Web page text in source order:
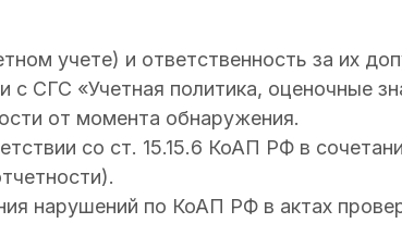
учете) и ответственность за их
СГС «Учетная политика, оценочные
от момента обнаружения.
со ст. 15.15.6 КоАП РФ в
нарушений по КоАП РФ в актах